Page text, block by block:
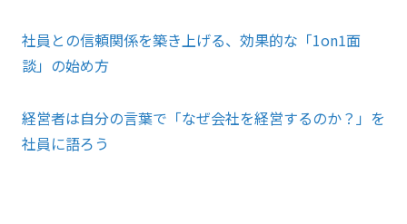
社員との信頼関係を築き上げる、効果的な「1on1面
談」の始め方
経営者は自分の言葉で「なぜ会社を経営するのか？」を
社員に語ろう